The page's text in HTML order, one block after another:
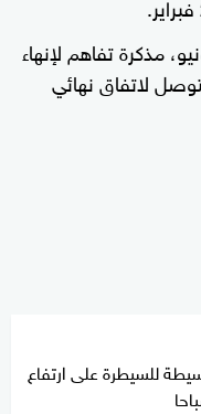
طهران وواشنطن، في 17 يونيو، مذكرة تفاهم لإنهاء
لاتفاق نهائي
للسيطرة على ارتفاع